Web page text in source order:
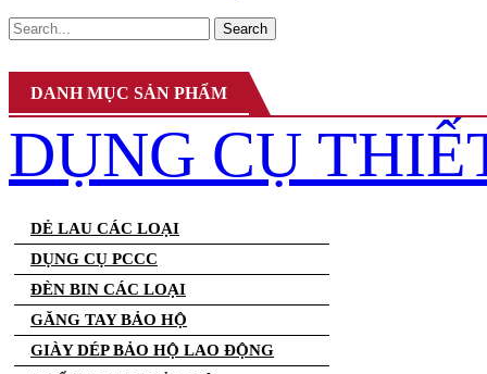
Search
DANH MỤC SẢN PHẨM
DỤNG CỤ
DẺ LAU CÁC LOẠI
DỤNG CỤ PCCC
ĐÈN BIN CÁC LOẠI
GĂNG TAY BẢO HỘ
GIÀY DÉP BẢO HỘ LAO ĐỘNG